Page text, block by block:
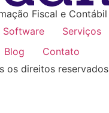
Fiscal e Contábil
Software Serviços
Blog
Contato
os direitos reservados